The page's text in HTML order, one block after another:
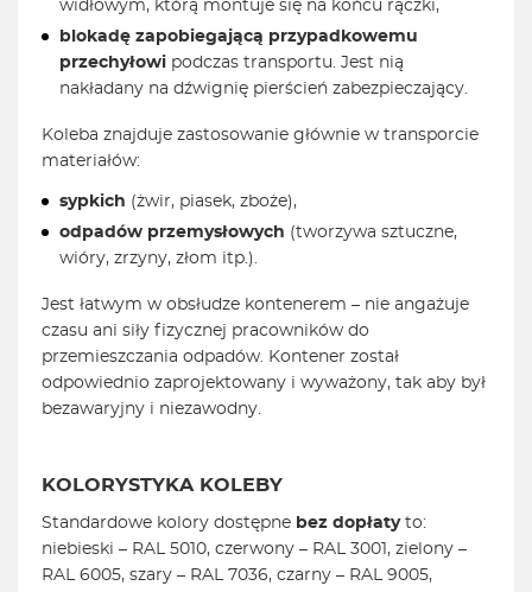
widłowym, którą montuje się na końcu rączki,
blokadę zapobiegającą przypadkowemu
przechyłowi podczas transportu. Jest nią
nakładany na dźwignię pierścień zabezpieczający.
Koleba znajduje zastosowanie głównie w transporcie
materiałów:
sypkich (żwir, piasek, zboże),
odpadów przemysłowych (tworzywa sztuczne,
wióry, zrzyny, złom itp.).
Jest łatwym w obsłudze kontenerem – nie angażuje
czasu ani siły fizycznej pracowników do
przemieszczania odpadów. Kontener został
odpowiednio zaprojektowany i wyważony, tak aby był
bezawaryjny i niezawodny.
KOLORYSTYKA KOLEBY
Standardowe kolory dostępne bez dopłatyto:
niebieski – RAL 5010, czerwony – RAL 3001, zielony –
RAL 6005, szary – RAL 7036, czarny – RAL 9005,